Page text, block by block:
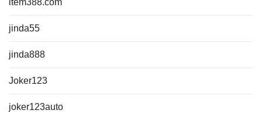
item388.com
jinda55
jinda888
Joker123
joker123auto